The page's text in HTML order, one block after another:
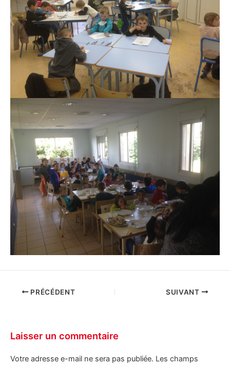
PRÉCÉDENT SUIVANT
Laisser un commentaire
Votre adresse e-mail ne sera pas publiée. Les champs